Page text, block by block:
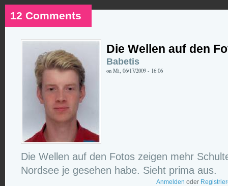
12 Comments
Die Wellen auf den
Babetis
on Mi, 06/17/2009 - 16:06
Die Wellen auf den Fotos zeigen mehr
Nordsee je gesehen habe. Sieht prima aus.
Anmelden oder